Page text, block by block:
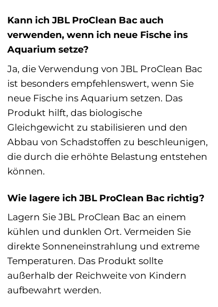
Kann ich JBL ProClean Bac auch
verwenden, wenn ich neue Fische ins
Aquarium setze?
Ja, die Verwendung von JBL ProClean Bac
ist besonders empfehlenswert, wenn Sie
neue Fische ins Aquarium setzen. Das
Produkt hilft, das biologische
Gleichgewicht zu stabilisieren und den
Abbau von Schadstoffen zu beschleunigen,
die durch die erhöhte Belastung entstehen
können.
Wie lagere ich JBL ProClean Bac richtig?
Lagern Sie JBL ProClean Bac an einem
kühlen und dunklen Ort. Vermeiden Sie
direkte Sonneneinstrahlung und extreme
Temperaturen. Das Produkt sollte
außerhalb der Reichweite von Kindern
aufbewahrt werden.